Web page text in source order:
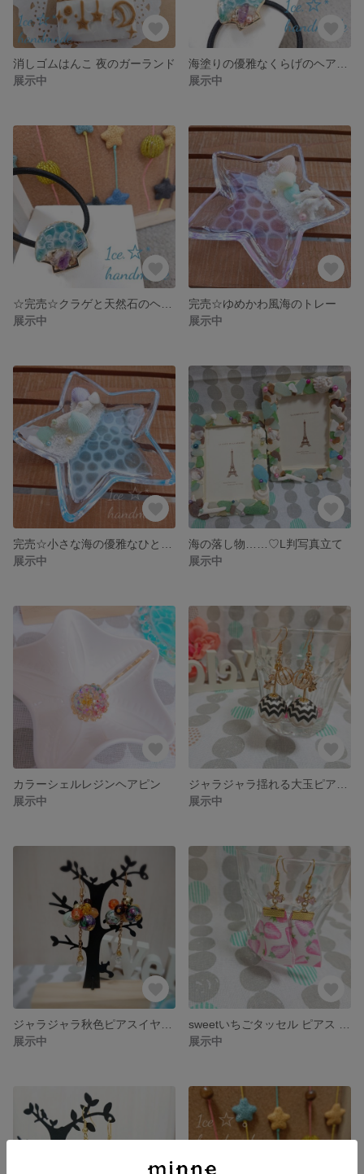
消しゴムはんこ 夜のガーランド
展示中
展示中
展示中
完売☆ゆめかわ風海のトレー
展示中
展示中
海の落し物……♡L判写真立て
展示中
カラーシェルレジンヘアピン
展示中
展示中
展示中
展示中